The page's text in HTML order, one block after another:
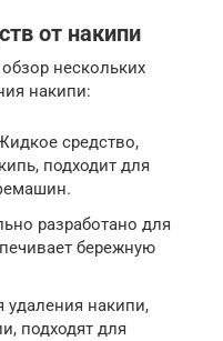
от накипи
нескольких
накипи:
средство,
подходит для
разработано для
бережную
удаления накипи,
подходят для